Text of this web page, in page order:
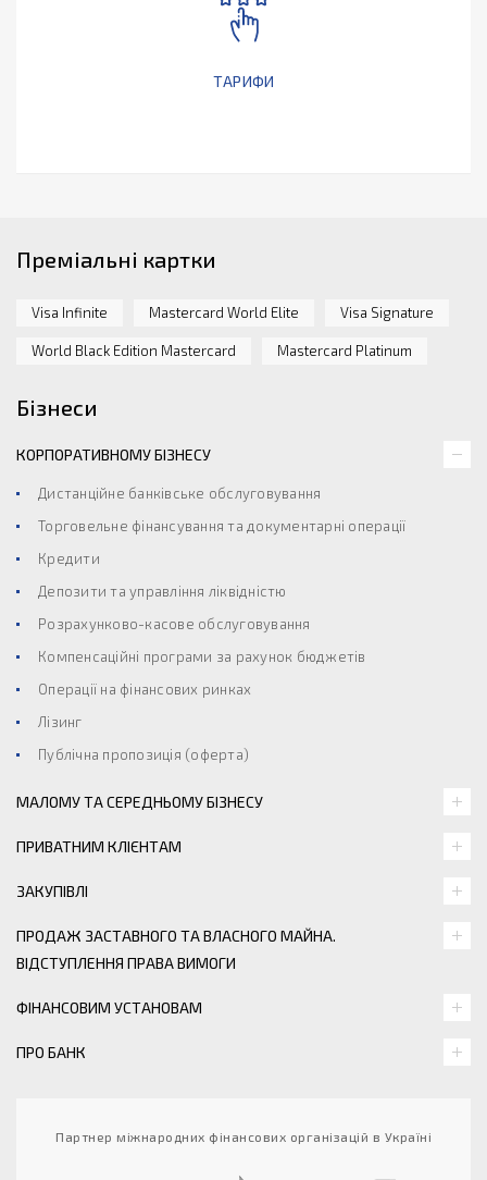
ТАРИФИ
Преміальні картки
Visa Infinite Mastercard World Elite Visa Signature
World Black Edition Mastercard Mastercard Platinum
Бізнеси
КОРПОРАТИВНОМУ БІЗНЕСУ
Дистанційне банківське обслуговування
Торговельне фінансування та документарні операції
Кредити
Депозити та управління ліквідністю
Розрахунково-касове обслуговування
Компенсаційні програми за рахунок бюджетів
Операції на фінансових ринках
Лізинг
Публічна пропозиція (оферта)
МАЛОМУ ТА СЕРЕДНЬОМУ БІЗНЕСУ
ПРИВАТНИМ КЛІЄНТАМ
ЗАКУПІВЛІ
ПРОДАЖ ЗАСТАВНОГО ТА ВЛАСНОГО МАЙНА.
ВІДСТУПЛЕННЯ ПРАВА ВИМОГИ
ФІНАНСОВИМ УСТАНОВАМ
ПРО БАНК
Партнер міжнародних фінансових організацій в Україні